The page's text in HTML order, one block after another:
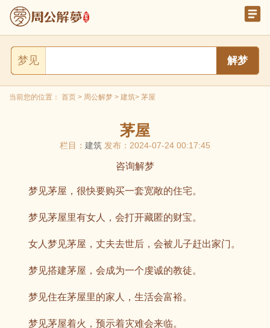
梦见
当前您的位置： 首页 > 周公解梦 > 建筑> 茅屋
茅屋
栏目： 建筑 发布：2024-07-24 00:17:45
咨询解梦
梦见茅屋，很快要购买一套宽敞的住宅。
梦见茅屋里有女人，会打开藏匿的财宝。
女人梦见茅屋，丈夫去世后，会被儿子赶出家门。
梦见搭建茅屋，会成为一个虔诚的教徒。
梦见住在茅屋里的家人，生活会富裕。
梦见茅屋着火，预示着灾难会来临。